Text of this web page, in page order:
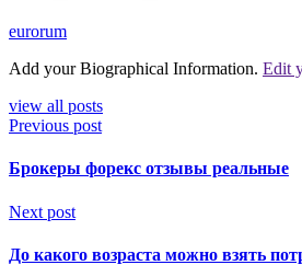
eurorum
Add your Biographical Information. Edit
view all posts
Previous post
Брокеры форекс отзывы реальные
Next post
До какого возраста можно взять